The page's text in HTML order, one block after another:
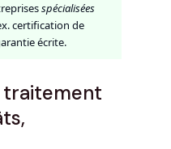
spécialisées
certification de
écrite.
traitement